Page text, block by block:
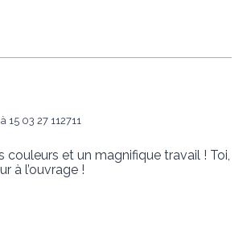
15 03 27 112711
couleurs et un magnifique travail ! Toi,
à l’ouvrage !